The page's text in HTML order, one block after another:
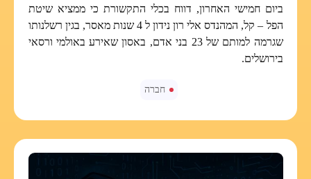
ביום חמישי האחרון, דווח בכלי התקשורת כי ממציא שיטת
הפל – קל, המהנדס אלי רון נידון ל 4 שנות מאסר, בגין רשלנותו
שגרמה למותם של 23 בני אדם, באסון שאירע באולמי ורסאי
בירושלים.
חברה